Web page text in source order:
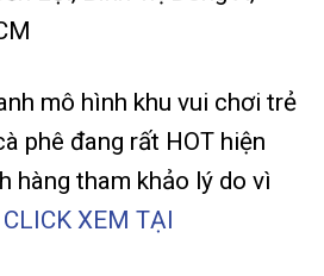
mô hình khu vui chơi trẻ
phê đang rất HOT hiện
hàng tham khảo lý do vì
CLICK XEM TẠI